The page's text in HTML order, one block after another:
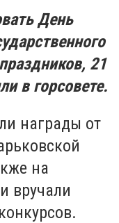
День
21
в горсовете.
награды от
на
вручали